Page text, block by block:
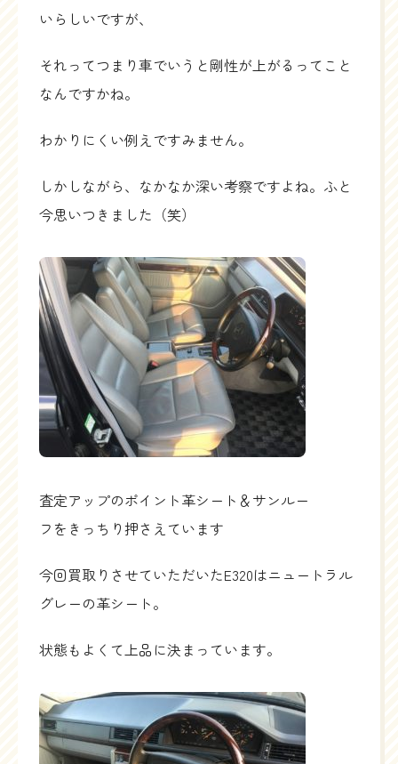
いらしいですが、
それってつまり車でいうと剛性が上がるってこと
なんですかね。
わかりにくい例えですみません。
しかしながら、なかなか深い考察ですよね。ふと
今思いつきました（笑）
査定アップのポイント革シート＆サンルー
フをきっちり押さえています
今回買取りさせていただいたE320はニュートラル
グレーの革シート。
状態もよくて上品に決まっています。